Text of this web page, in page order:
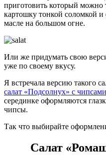
приготовить который можно
картошку тонкой соломкой и
масле на большом огне.
Или же придумать свою
уже по своему вкусу.
Я встречала версию такого
салат «Подсолнух» с чипсами
серединке оформляются
чипсы.
Так что выбирайте
Салат